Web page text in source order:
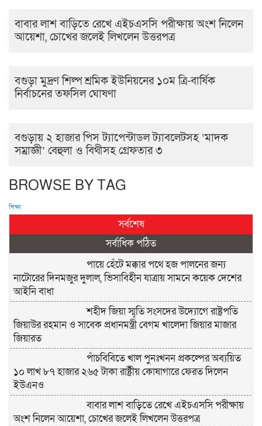
বাবার লাশ বাড়িতে রেখে এইচএসসি পরীক্ষায় অংশ নিলেন
আয়েশা, চোখের জলেই লিখলেন উত্তরপত্র
বগুড়া মুদ্রণ শিল্প শ্রমিক ইউনিয়নের ১০ম ত্রি-বার্ষিক
নির্বাচনের তফসিল ঘোষণা
বগুড়ায় ২ হাজার পিস ট্যাপেন্টাডল ট্যাবলেটসহ ‘মাদক
সম্রাজ্ঞী’ বেহুলা ও বিথীসহ গ্রেফতার ৩
BROWSE BY TAG
শিক্ষা
সর্বশেষ
সর্বাধিক পঠিত
পায়ে হেঁটে মক্কার পথে হজ পালনের জন্য
নাটোরের দিনমজুর দুলাল, ভিসাবিহীন যাত্রায় সামনে কয়েক দেশের
আইনি বাধা
শহীদ জিয়া স্মৃতি সংসদের উদ্যোগে রাষ্ট্রপতি
জিয়াউর রহমান ও সাবেক প্রধানমন্ত্রী বেগম খালেদা জিয়ার মাজার
জিয়ারত
পাঁচবিবিতে খাল পুনঃখনন প্রকল্পের অব্যয়িত
১০ লাখ ৮৭ হাজার ২৬৫ টাকা রাষ্ট্রীয় কোষাগারে ফেরত দিলেন
ইউএনও
বাবার লাশ বাড়িতে রেখে এইচএসসি পরীক্ষায়
অংশ নিলেন আয়েশা, চোখের জলেই লিখলেন উত্তরপত্র